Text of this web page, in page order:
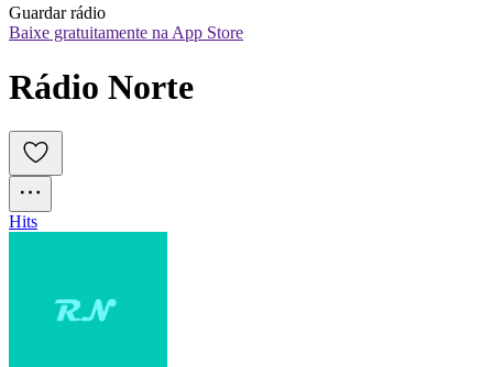
Guardar rádio
Baixe gratuitamente na App Store
Rádio Norte
Hits